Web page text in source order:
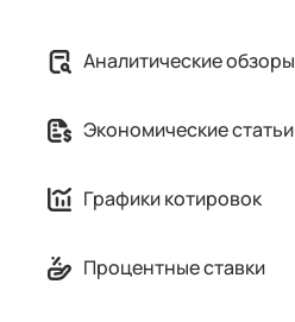
Партнеру
Аналитические обзоры
Экономические статьи
Графики котировок
Процентные ставки